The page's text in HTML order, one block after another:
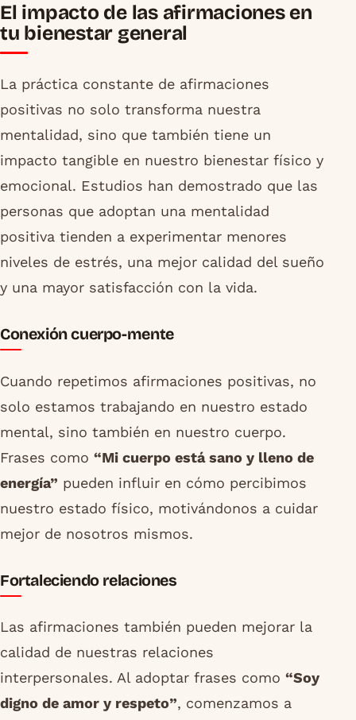
El impacto de las afirmaciones en
tu bienestar general
La práctica constante de afirmaciones
positivas no solo transforma nuestra
mentalidad, sino que también tiene un
impacto tangible en nuestro bienestar físico y
emocional. Estudios han demostrado que las
personas que adoptan una mentalidad
positiva tienden a experimentar menores
niveles de estrés, una mejor calidad del sueño
y una mayor satisfacción con la vida.
Conexión cuerpo-mente
Cuando repetimos afirmaciones positivas, no
solo estamos trabajando en nuestro estado
mental, sino también en nuestro cuerpo.
Frases como “Mi cuerpo está sano y lleno de
energía” pueden influir en cómo percibimos
nuestro estado físico, motivándonos a cuidar
mejor de nosotros mismos.
Fortaleciendo relaciones
Las afirmaciones también pueden mejorar la
calidad de nuestras relaciones
interpersonales. Al adoptar frases como “Soy
digno de amor y respeto”, comenzamos a